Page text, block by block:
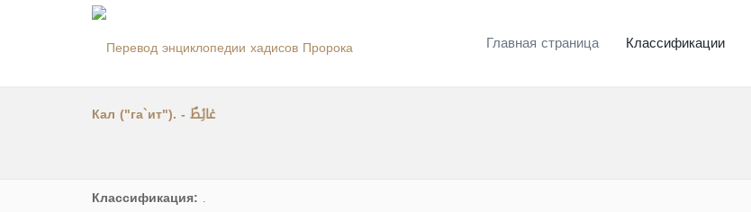
Главная страница Классификации
Кал ("га`ит"). - غائِطٌ
Классификация: